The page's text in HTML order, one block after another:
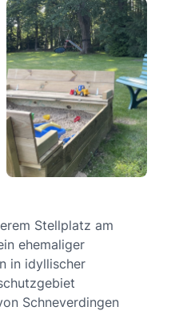
Stellplatz am
ehemaliger
in idyllischer
Schneverdingen